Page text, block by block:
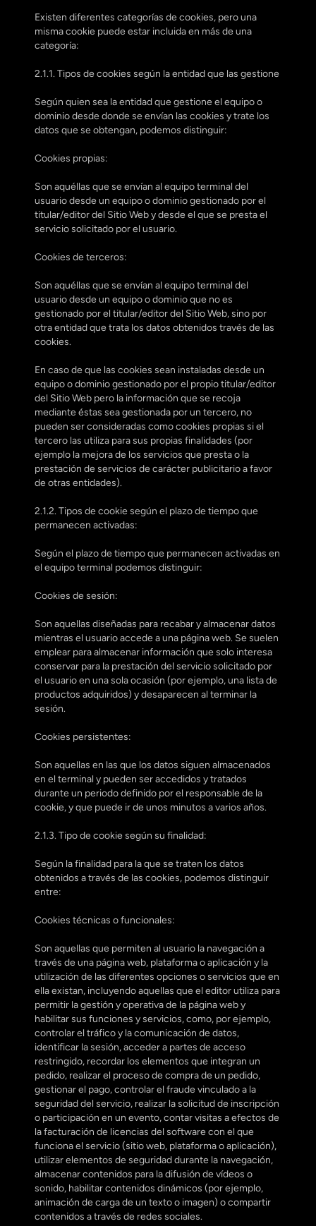
Existen diferentes categorías de cookies, pero una
misma cookie puede estar incluida en más de una
categoría:
2.1.1. Tipos de cookies según la entidad que las gestione
Según quien sea la entidad que gestione el equipo o
dominio desde donde se envían las cookies y trate los
datos que se obtengan, podemos distinguir:
Cookies propias:
Son aquéllas que se envían al equipo terminal del
usuario desde un equipo o dominio gestionado por el
titular/editor del Sitio Web y desde el que se presta el
servicio solicitado por el usuario.
Cookies de terceros:
Son aquéllas que se envían al equipo terminal del
usuario desde un equipo o dominio que no es
gestionado por el titular/editor del Sitio Web, sino por
otra entidad que trata los datos obtenidos través de las
cookies.
En caso de que las cookies sean instaladas desde un
equipo o dominio gestionado por el propio titular/editor
del Sitio Web pero la información que se recoja
mediante éstas sea gestionada por un tercero, no
pueden ser consideradas como cookies propias si el
tercero las utiliza para sus propias finalidades (por
ejemplo la mejora de los servicios que presta o la
prestación de servicios de carácter publicitario a favor
de otras entidades).
2.1.2. Tipos de cookie según el plazo de tiempo que
permanecen activadas:
Según el plazo de tiempo que permanecen activadas en
el equipo terminal podemos distinguir:
Cookies de sesión:
Son aquellas diseñadas para recabar y almacenar datos
mientras el usuario accede a una página web. Se suelen
emplear para almacenar información que solo interesa
conservar para la prestación del servicio solicitado por
el usuario en una sola ocasión (por ejemplo, una lista de
productos adquiridos) y desaparecen al terminar la
sesión.
Cookies persistentes:
Son aquellas en las que los datos siguen almacenados
en el terminal y pueden ser accedidos y tratados
durante un periodo definido por el responsable de la
cookie, y que puede ir de unos minutos a varios años.
2.1.3. Tipo de cookie según su finalidad:
Según la finalidad para la que se traten los datos
obtenidos a través de las cookies, podemos distinguir
entre:
Cookies técnicas o funcionales:
Son aquellas que permiten al usuario la navegación a
través de una página web, plataforma o aplicación y la
utilización de las diferentes opciones o servicios que en
ella existan, incluyendo aquellas que el editor utiliza para
permitir la gestión y operativa de la página web y
habilitar sus funciones y servicios, como, por ejemplo,
controlar el tráfico y la comunicación de datos,
identificar la sesión, acceder a partes de acceso
restringido, recordar los elementos que integran un
pedido, realizar el proceso de compra de un pedido,
gestionar el pago, controlar el fraude vinculado a la
seguridad del servicio, realizar la solicitud de inscripción
o participación en un evento, contar visitas a efectos de
la facturación de licencias del software con el que
funciona el servicio (sitio web, plataforma o aplicación),
utilizar elementos de seguridad durante la navegación,
almacenar contenidos para la difusión de vídeos o
sonido, habilitar contenidos dinámicos (por ejemplo,
animación de carga de un texto o imagen) o compartir
contenidos a través de redes sociales.